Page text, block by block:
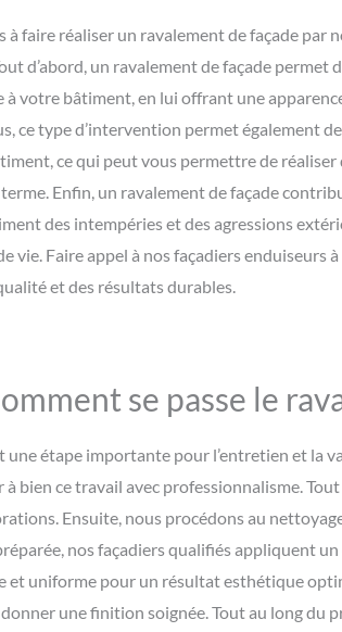
à faire réaliser un ravalement de façade par
d’abord, un ravalement de façade permet
à votre bâtiment, en lui offrant une
ce type d’intervention permet également de
ce qui peut vous permettre de réaliser
Enfin, un ravalement de façade
des intempéries et des agressions
vie. Faire appel à nos façadiers enduiseurs
et des résultats durables.
se passe le
une étape importante pour l’entretien et la
à bien ce travail avec professionnalisme.
Ensuite, nous procédons au
nos façadiers qualifiés appliquent
et uniforme pour un résultat esthétique
une finition soignée. Tout au long du